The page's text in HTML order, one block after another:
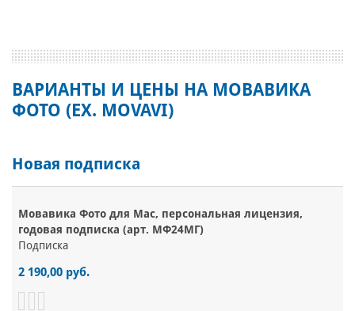
ВАРИАНТЫ И ЦЕНЫ НА МОВАВИКА
ФОТО (EX. MOVAVI)
Новая подписка
Мовавика Фото для Мас, персональная лицензия,
годовая подписка (арт. МФ24МГ)
Подписка
2 190,00 руб.